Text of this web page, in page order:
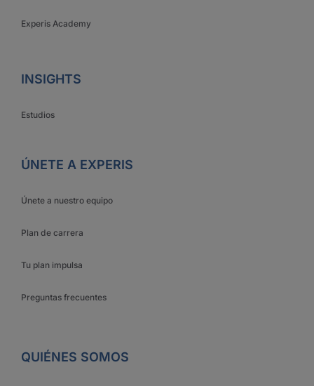
Experis Academy
INSIGHTS
Estudios
ÚNETE A EXPERIS
Únete a nuestro equipo
Plan de carrera
Tu plan impulsa
Preguntas frecuentes
QUIÉNES SOMOS